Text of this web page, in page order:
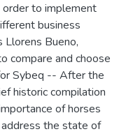
to implement
business
Llorens Bueno,
compare and choose
Sybeq -- After the
historic compilation
of horses
the state of